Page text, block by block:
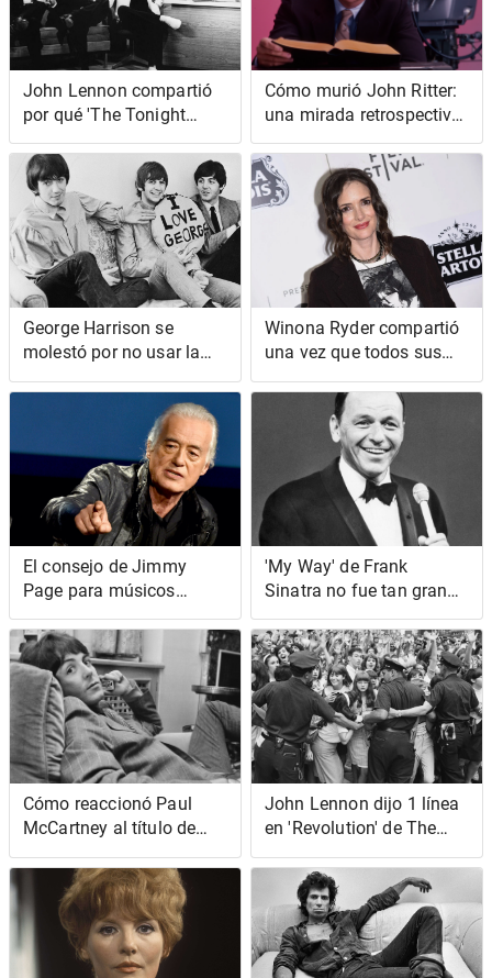
John Lennon compartió
por qué 'The Tonight
Show' fue el programa
'más vergonzoso' en el
que jamás había estado
Cómo murió John Ritter:
una mirada retrospectiva
a la muerte del actor de
'Three's Company'
George Harrison se
molestó por no usar la
letra de 'Hurdy Gurdy
Winona Ryder compartió
una vez que todos sus
personajes fueron
escritos como la 'chica
fea' al principio de su
El consejo de Jimmy
Page para músicos
jóvenes proviene
directamente del Manual
del orador motivacional
'My Way' de Frank
Sinatra no fue tan grande
como su 'Old MacDonald'
Cómo reaccionó Paul
McCartney al título de
'Lucy in the Sky with
Diamonds' de The
Beatles
John Lennon dijo 1 línea
en 'Revolution' de The
Beatles comentó sobre la
policía